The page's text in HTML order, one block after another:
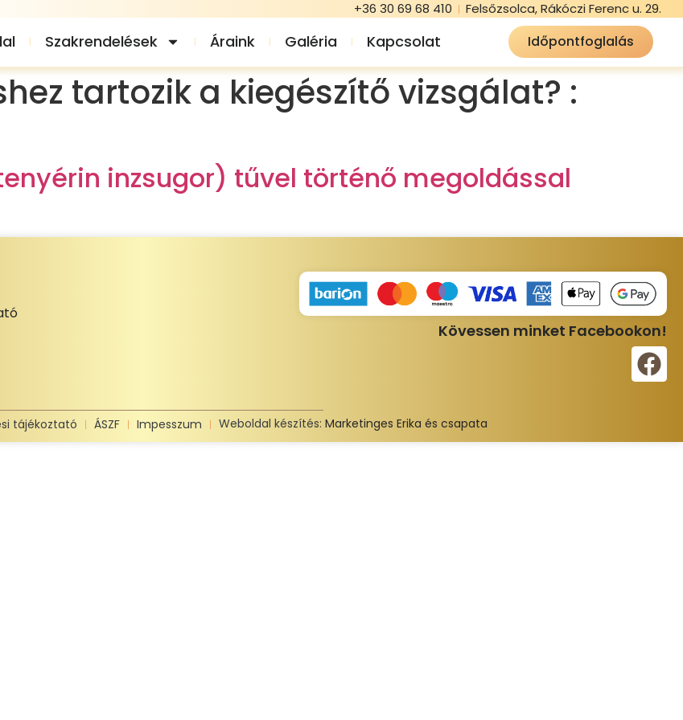
+36 30 69 68 410 Felsőzsolca, Rákóczi Ferenc u. 29.
Szakrendelések Áraink Galéria Kapcsolat Időpontfoglalás
tartozik a kiegészítő vizsgálat? :
inzsugor) tűvel történő megoldással
Kövessen minket Facebookon!
tájékoztató ÁSZF Impesszum Weboldal készítés: Marketinges Erika és csapata